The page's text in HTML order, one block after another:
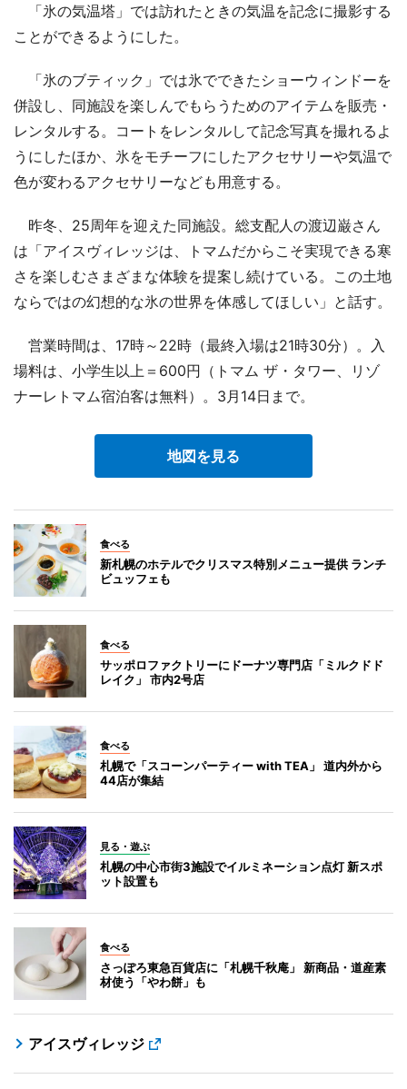
「氷の気温塔」では訪れたときの気温を記念に撮影する
ことができるようにした。
「氷のブティック」では氷でできたショーウィンドーを
併設し、同施設を楽しんでもらうためのアイテムを販売・
レンタルする。コートをレンタルして記念写真を撮れるよ
うにしたほか、氷をモチーフにしたアクセサリーや気温で
色が変わるアクセサリーなども用意する。
昨冬、25周年を迎えた同施設。総支配人の渡辺巌さん
は「アイスヴィレッジは、トマムだからこそ実現できる寒
さを楽しむさまざまな体験を提案し続けている。この土地
ならではの幻想的な氷の世界を体感してほしい」と話す。
営業時間は、17時～22時（最終入場は21時30分）。入
場料は、小学生以上＝600円（トマム ザ・タワー、リゾ
ナーレトマム宿泊客は無料）。3月14日まで。
地図を見る
食べる
新札幌のホテルでクリスマス特別メニュー提供 ランチ
ビュッフェも
食べる
サッポロファクトリーにドーナツ専門店「ミルクドド
レイク」 市内2号店
食べる
札幌で「スコーンパーティー with TEA」 道内外から
44店が集結
見る・遊ぶ
札幌の中心市街3施設でイルミネーション点灯 新スポ
ット設置も
食べる
さっぽろ東急百貨店に「札幌千秋庵」 新商品・道産素
材使う「やわ餅」も
アイスヴィレッジ